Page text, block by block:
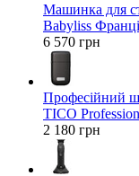
Машинка для
Babyliss
6 570 грн
Професійний
TICO
2 180 грн